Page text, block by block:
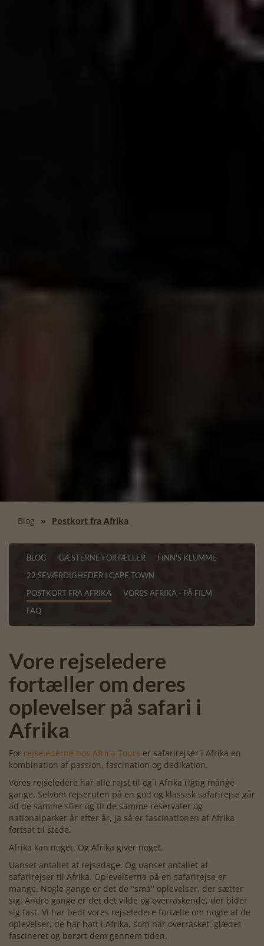
Blog Postkort fra Afrika
BLOG GÆSTERNE FORTÆLLER
FINN'S KLUMME
22 SEVÆRDIGHEDER I CAPE TOWN
POSTKORT FRA AFRIKA
VORES AFRIKA - PÅ FILM
FAQ
Vore rejseledere
fortæller om deres
oplevelser på safari i
Afrika
For rejselederne hos Africa Tours er safarirejser i Afrika en
kombination af passion, fascination og dedikation.
Vores rejseledere har alle rejst til og i Afrika rigtig mange
gange. Selvom rejseruten på en god og klassisk safarirejse går
ad de samme stier og til de samme reservater og
nationalparker år efter år, ja så er fascinationen af Afrika
fortsat til stede.
Afrika kan noget. Og Afrika giver noget.
Uanset antallet af rejsedage. Og uanset antallet af
safarirejser til Afrika. Oplevelserne på en safarirejse er
mange. Nogle gange er det de "små" oplevelser, der sætter
sig. Andre gange er det det vilde og overraskende, der bider
sig fast. Vi har bedt vores rejseledere fortælle om nogle af de
oplevelser, de har haft i Afrika, som har overrasket, glædet,
fascineret og berørt dem gennem tiden.